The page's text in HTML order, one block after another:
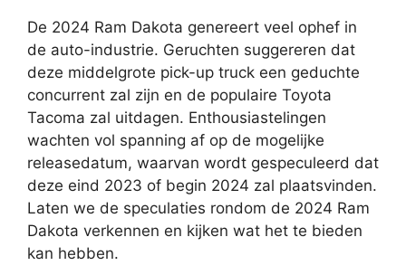
De 2024 Ram Dakota genereert veel ophef in
de auto-industrie. Geruchten suggereren dat
deze middelgrote pick-up truck een geduchte
concurrent zal zijn en de populaire Toyota
Tacoma zal uitdagen. Enthousiastelingen
wachten vol spanning af op de mogelijke
releasedatum, waarvan wordt gespeculeerd dat
deze eind 2023 of begin 2024 zal plaatsvinden.
Laten we de speculaties rondom de 2024 Ram
Dakota verkennen en kijken wat het te bieden
kan hebben.